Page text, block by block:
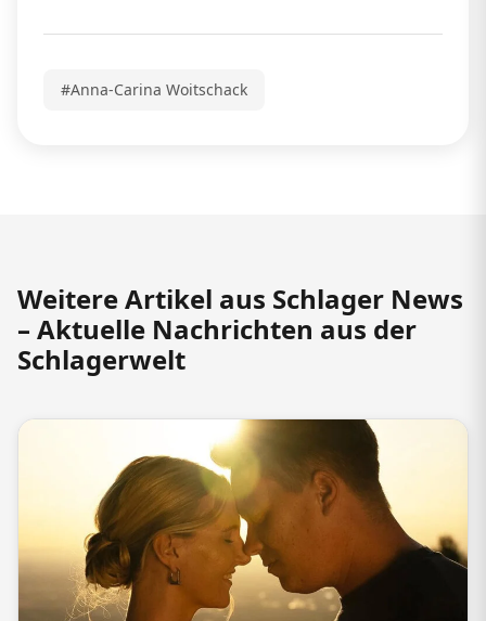
#Anna-Carina Woitschack
Weitere Artikel aus Schlager News
– Aktuelle Nachrichten aus der
Schlagerwelt